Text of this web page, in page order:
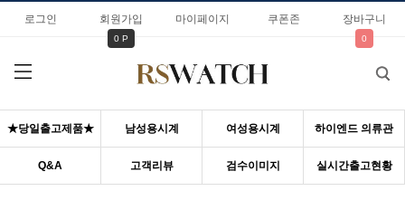
로그인 회원가입
0 P
마이페이지 쿠폰존 장바구니
0
★당일출고제품★ 남성용시계 여성용시계 하이엔드 의류관
Q&A 고객리뷰 검수이미지 실시간출고현황